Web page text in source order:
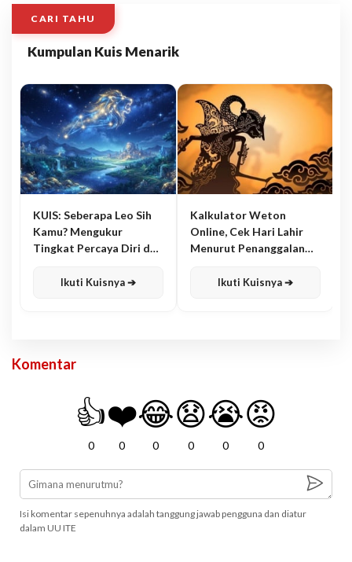
CARI TAHU
Kumpulan Kuis Menarik
KUIS: Seberapa Leo Sih
Kamu? Mengukur
Tingkat Percaya Diri dan
Ikuti Kuisnya ➔
Kalkulator Weton
Online, Cek Hari Lahir
Menurut Penanggalan
Ikuti Kuisnya ➔
Komentar
👍
0
❤️
0
😂
0
😧
0
😭
0
😡
0
Isi komentar sepenuhnya adalah tanggung jawab pengguna dan diatur
dalam UU ITE